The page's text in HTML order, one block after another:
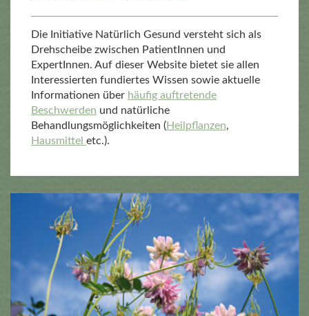
Die Initiative Natürlich Gesund versteht sich als
Drehscheibe zwischen PatientInnen und
ExpertInnen. Auf dieser Website bietet sie allen
Interessierten fundiertes Wissen sowie aktuelle
Informationen über häufig auftretende
Beschwerden und natürliche
Behandlungsmöglichkeiten (Heilpflanzen,
Hausmittel etc.).